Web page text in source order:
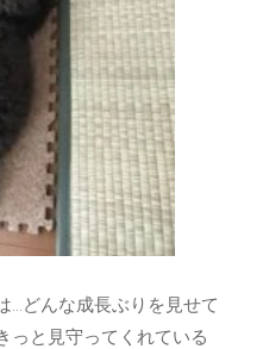
…どんな成長ぶりを見せて
っと見守ってくれている